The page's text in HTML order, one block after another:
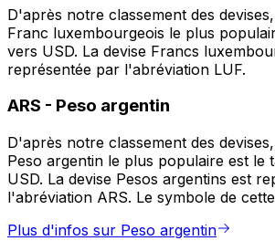
D'après notre classement des
Franc luxembourgeois le plus
vers USD. La devise Francs
représentée par l'abréviation LUF.
ARS - Peso argentin
D'après notre classement des
Peso argentin le plus populaire est le
USD. La devise Pesos argentins est
l'abréviation ARS. Le symbole de
Plus d'infos sur Peso argentin